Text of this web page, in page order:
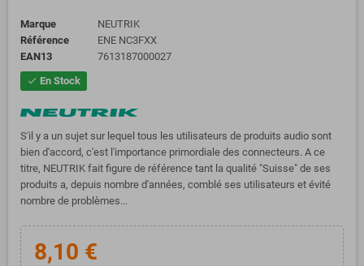
Marque
NEUTRIK
Référence
ENE NC3FXX
EAN13
7613187000027
check En Stock
S'il y a un sujet sur lequel tous les utilisateurs de produits audio sont
bien d'accord, c'est l'importance primordiale des connecteurs. A ce
titre, NEUTRIK fait figure de référence tant la qualité "Suisse" de ses
produits a, depuis nombre d'années, comblé ses utilisateurs et évité
nombre de problèmes...
8,10 €